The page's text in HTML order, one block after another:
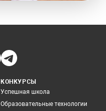
КОНКУРСЫ
Успешная школа
Образовательные технологии